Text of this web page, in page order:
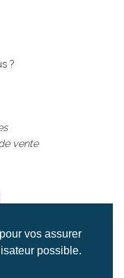
vos assurer
possible.
?
vente
2024
banque d'images